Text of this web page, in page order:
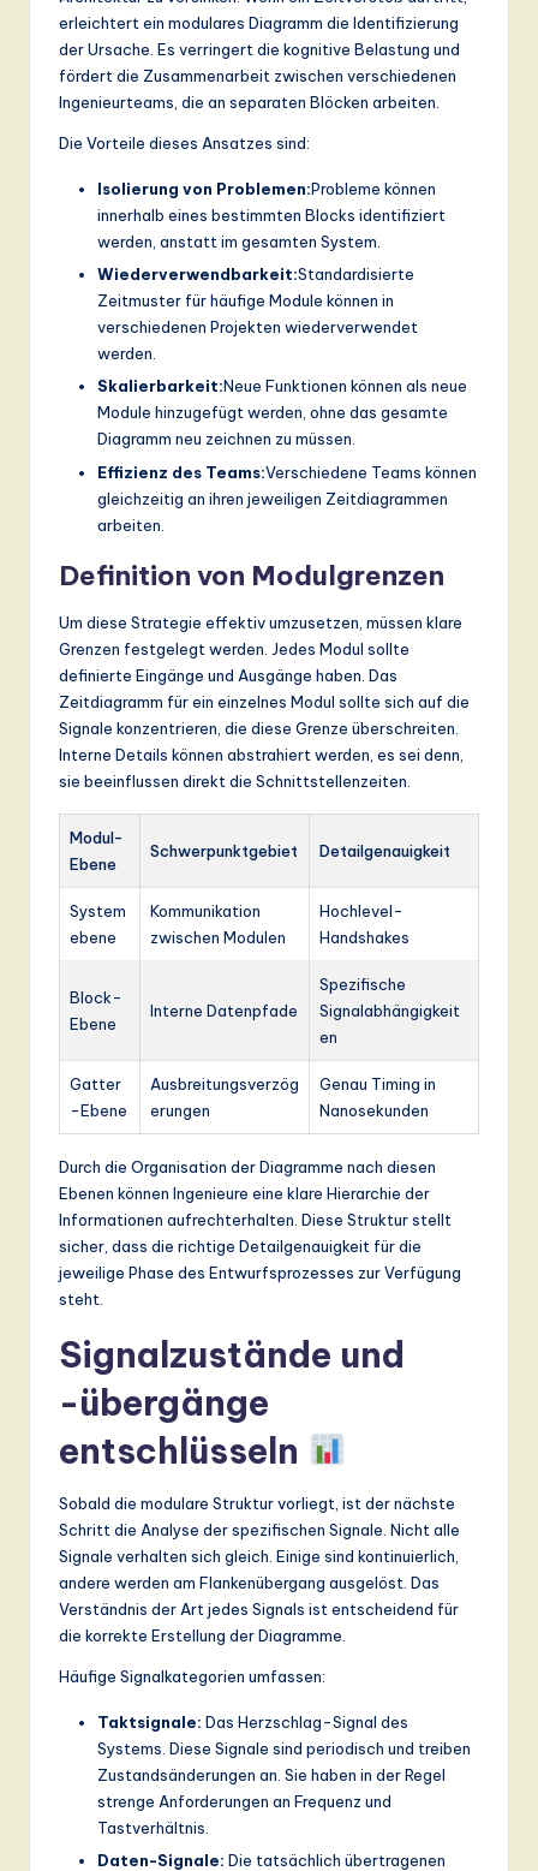
erleichtert ein modulares Diagramm die Identifizierung
der Ursache. Es verringert die kognitive Belastung und
fördert die Zusammenarbeit zwischen verschiedenen
Ingenieurteams, die an separaten Blöcken arbeiten.
Die Vorteile dieses Ansatzes sind:
Isolierung von Problemen:Probleme können
innerhalb eines bestimmten Blocks identifiziert
werden, anstatt im gesamten System.
Wiederverwendbarkeit:Standardisierte
Zeitmuster für häufige Module können in
verschiedenen Projekten wiederverwendet
werden.
Skalierbarkeit:Neue Funktionen können als neue
Module hinzugefügt werden, ohne das gesamte
Diagramm neu zeichnen zu müssen.
Effizienz des Teams:Verschiedene Teams können
gleichzeitig an ihren jeweiligen Zeitdiagrammen
arbeiten.
Definition von Modulgrenzen
Um diese Strategie effektiv umzusetzen, müssen klare
Grenzen festgelegt werden. Jedes Modul sollte
definierte Eingänge und Ausgänge haben. Das
Zeitdiagramm für ein einzelnes Modul sollte sich auf die
Signale konzentrieren, die diese Grenze überschreiten.
Interne Details können abstrahiert werden, es sei denn,
sie beeinflussen direkt die Schnittstellenzeiten.
Modul-
Ebene
Schwerpunktgebiet Detailgenauigkeit
System
ebene
Kommunikation
zwischen Modulen
Hochlevel-
Handshakes
Block-
Ebene
Interne Datenpfade
Spezifische
Signalabhängigkeit
en
Gatter
-Ebene
Ausbreitungsverzög
erungen
Genau Timing in
Nanosekunden
Durch die Organisation der Diagramme nach diesen
Ebenen können Ingenieure eine klare Hierarchie der
Informationen aufrechterhalten. Diese Struktur stellt
sicher, dass die richtige Detailgenauigkeit für die
jeweilige Phase des Entwurfsprozesses zur Verfügung
steht.
Signalzustände und
-übergänge
entschlüsseln
Sobald die modulare Struktur vorliegt, ist der nächste
Schritt die Analyse der spezifischen Signale. Nicht alle
Signale verhalten sich gleich. Einige sind kontinuierlich,
andere werden am Flankenübergang ausgelöst. Das
Verständnis der Art jedes Signals ist entscheidend für
die korrekte Erstellung der Diagramme.
Häufige Signalkategorien umfassen:
Taktsignale: Das Herzschlag-Signal des
Systems. Diese Signale sind periodisch und treiben
Zustandsänderungen an. Sie haben in der Regel
strenge Anforderungen an Frequenz und
Tastverhältnis.
Daten-Signale: Die tatsächlich übertragenen